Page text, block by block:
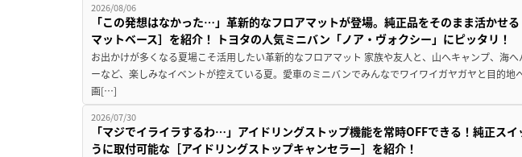
2026/08/06
「この発想はなかった…」革新的なフロアマットが登場。純正品をそのまま活かせ
マットベース］を紹介！ トヨタの人気ミニバン「ノア・ヴォクシー」にピッタリ！
お出かけが多くなる夏場こそ活用したい革新的なフロアマット 家族や友人と、山へキャンプ、海へ
ーなど、楽しみなイベントが控えている夏。愛車のミニバンでみんなでワイワイガヤガヤと目的地
画[…]
2026/07/30
「マジでイライラするわ…」アイドリングストップ機能を常時OFFできる！純正スイ
うに取付可能な［アイドリングストップキャンセラー］を紹介！